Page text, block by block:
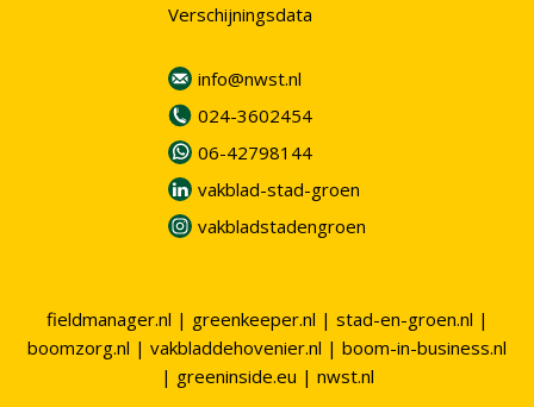
Verschijningsdata
info@nwst.nl
024-3602454
06-42798144
vakblad-stad-groen
vakbladstadengroen
fieldmanager.nl | greenkeeper.nl | stad-en-groen.nl |
boomzorg.nl | vakbladdehovenier.nl | boom-in-business.nl
| greeninside.eu | nwst.nl